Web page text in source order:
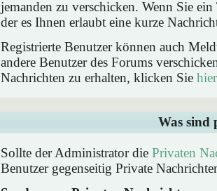
jemanden zu verschicken. Wenn Sie
der es Ihnen erlaubt eine kurze
Registrierte Benutzer können auch
andere Benutzer des Forums
Nachrichten zu erhalten, klicken Sie hier
Was sind
Sollte der Administrator die Privaten
Benutzer gegenseitig Private